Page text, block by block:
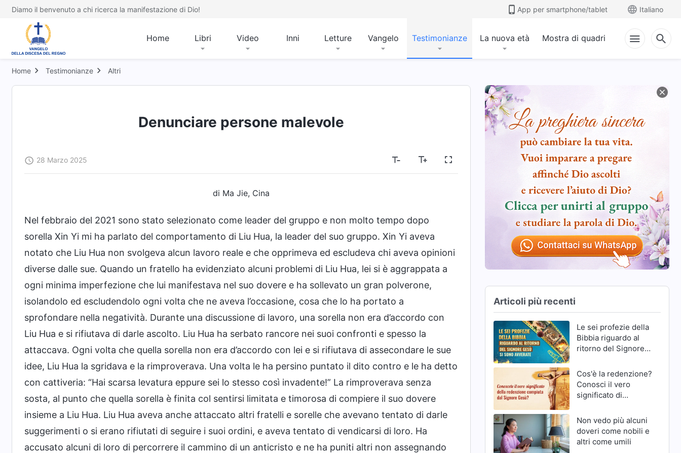
Diamo il benvenuto a chi ricerca la manifestazione di Dio! App per smartphone/tablet Italiano
Home Libri Video Inni Letture Vangelo Testimonianze La nuova età Mostra di quadri
Home Testimonianze Altri
Denunciare persone malevole
28 Marzo 2025
di Ma Jie, Cina
Nel febbraio del 2021 sono stato selezionato come leader del gruppo e non molto tempo dopo
sorella Xin Yi mi ha parlato del comportamento di Liu Hua, la leader del suo gruppo. Xin Yi aveva
notato che Liu Hua non svolgeva alcun lavoro reale e che opprimeva ed escludeva chi aveva opinioni
diverse dalle sue. Quando un fratello ha evidenziato alcuni problemi di Liu Hua, lei si è aggrappata a
ogni minima imperfezione che lui manifestava nel suo dovere e ha sollevato un gran polverone,
isolandolo ed escludendolo ogni volta che ne aveva l’occasione, cosa che lo ha portato a
sprofondare nella negatività. Durante una discussione di lavoro, una sorella non era d’accordo con
Liu Hua e si rifiutava di darle ascolto. Liu Hua ha serbato rancore nei suoi confronti e spesso la
attaccava. Ogni volta che quella sorella non era d’accordo con lei e si rifiutava di assecondare le sue
idee, Liu Hua la sgridava e la rimproverava. Una volta le ha persino puntato il dito contro e le ha detto
con cattiveria: “Hai scarsa levatura eppure sei lo stesso così invadente!” La rimproverava senza
sosta, al punto che quella sorella è finita col sentirsi limitata e timorosa di compiere il suo dovere
insieme a Liu Hua. Liu Hua aveva anche attaccato altri fratelli e sorelle che avevano tentato di darle
suggerimenti o si erano rifiutati di seguire i suoi ordini, e aveva tentato di vendicarsi di loro. Ha
accusato alcuni di loro di percorrere il cammino di un anticristo e ne ha puniti altri non assegnando
Articoli più recenti
Le sei profezie della
Bibbia riguardo al
ritorno del Signore
avverate
Cos'è la redenzione?
Conosci il vero
significato di
Signore Gesù?
Non vedo più alcuni
doveri come nobili e
altri come umili